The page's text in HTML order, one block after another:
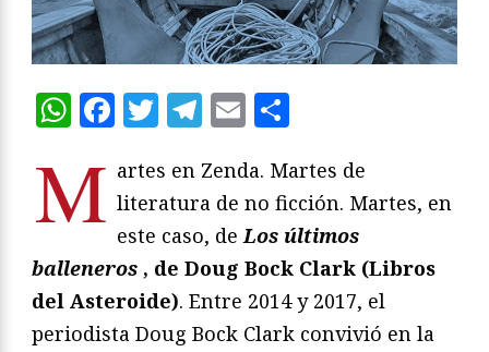
WhatsApp
Facebook
Twitter
Telegram
Email
M artes en Zenda. Martes de
literatura de no ficción. Martes, en
este caso, deLos últimos
balleneros , de Doug Bock Clark (Libros
del Asteroide). Entre 2014 y 2017, el
periodista Doug Bock Clark convivió en la